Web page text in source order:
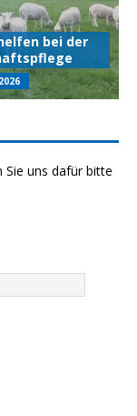
bei der
Sie uns dafür bitte